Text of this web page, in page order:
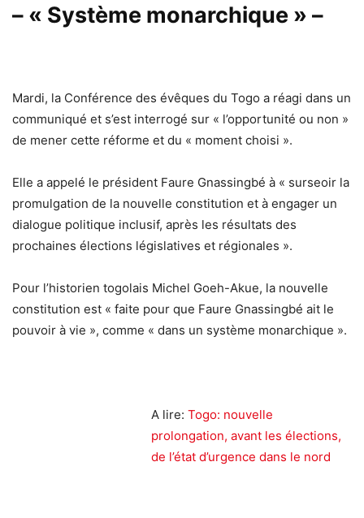
– « Système monarchique » –
Mardi, la Conférence des évêques du Togo a réagi dans un
communiqué et s’est interrogé sur « l’opportunité ou non »
de mener cette réforme et du « moment choisi ».
Elle a appelé le président Faure Gnassingbé à « surseoir la
promulgation de la nouvelle constitution et à engager un
dialogue politique inclusif, après les résultats des
prochaines élections législatives et régionales ».
Pour l’historien togolais Michel Goeh-Akue, la nouvelle
constitution est « faite pour que Faure Gnassingbé ait le
pouvoir à vie », comme « dans un système monarchique ».
A lire: Togo: nouvelle
prolongation, avant les élections,
de l’état d’urgence dans le nord